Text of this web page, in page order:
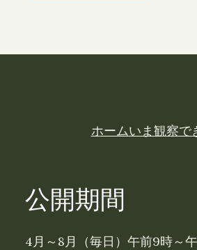
ホームいま観察で
公開期間
4月～8月（毎日）午前9時～